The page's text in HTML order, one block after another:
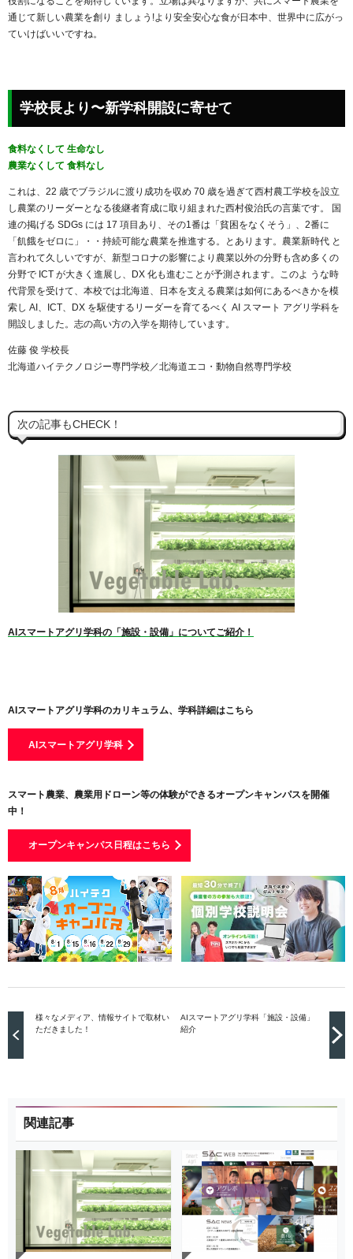
通じて新しい農業を創り ましょう!より安全安心な食が日本中、世界中に広がっ
ていけばいいですね。
学校長より〜新学科開設に寄せて
食料なくして 生命なし
農業なくして 食料なし
これは、22 歳でブラジルに渡り成功を収め 70 歳を過ぎて西村農工学校を設立
し農業のリーダーとなる後継者育成に取り組まれた西村俊治氏の言葉です。 国
連の掲げる SDGs には 17 項目あり、その1番は「貧困をなくそう」、2番に
「飢餓をゼロに」・・持続可能な農業を推進する。とあります。農業新時代 と
言われて久しいですが、新型コロナの影響により農業以外の分野も含め多くの
分野で ICT が大きく進展し、DX 化も進むことが予測されます。このよ うな時
代背景を受けて、本校では北海道、日本を支える農業は如何にあるべきかを模
索し AI、ICT、DX を駆使するリーダーを育てるべく AI スマート アグリ学科を
開設しました。志の高い方の入学を期待しています。
佐藤 俊 学校長
北海道ハイテクノロジー専門学校／北海道エコ・動物自然専門学校
次の記事もCHECK！
AIスマートアグリ学科の「施設・設備」についてご紹介！
AIスマートアグリ学科のカリキュラム、学科詳細はこちら
AIスマートアグリ学科
スマート農業、農業用ドローン等の体験ができるオープンキャンパスを開催
中！
オープンキャンパス日程はこちら
様々なメディア、情報サイトで取材い
ただきました！
AIスマートアグリ学科「施設・設備」
紹介
関連記事